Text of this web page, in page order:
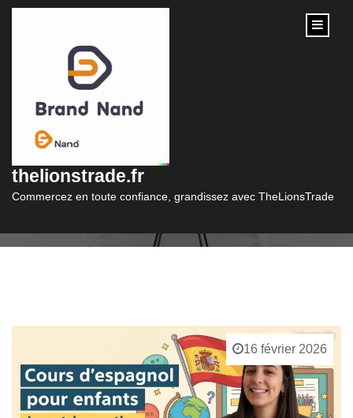
content
thelionstrade.fr
Commercez en toute confiance, grandissez avec TheLionsTrade
16 février 2026